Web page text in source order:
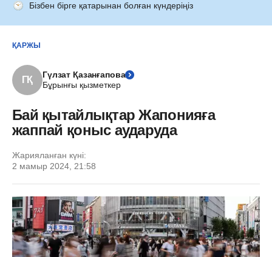
Бізбен бірге қатарынан болған күндеріңіз
ҚАРЖЫ
ГҚ
Гүлзат Қазанғапова
Бұрынғы қызметкер
Бай қытайлықтар Жапонияға
жаппай қоныс аударуда
Жарияланған күні:
2 мамыр 2024, 21:58